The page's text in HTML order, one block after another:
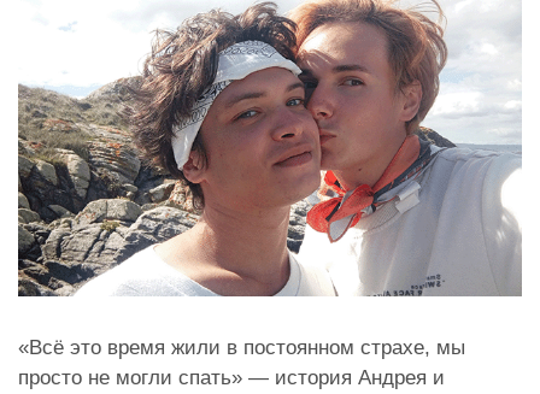
«Всё это время жили в постоянном страхе, мы
просто не могли спать» — история Андрея и